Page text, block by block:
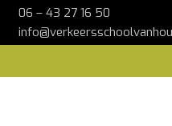
Ga
de
06 – 43 27 16 50